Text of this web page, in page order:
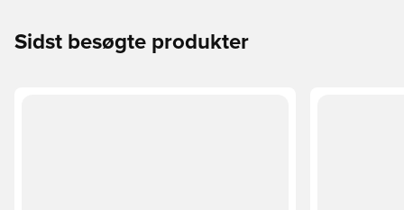
Sidst besøgte produkter